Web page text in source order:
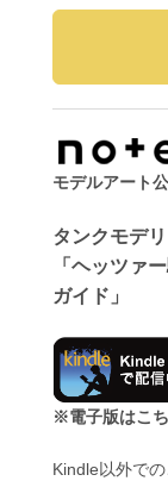
モデルアート
タンクモデ
「ヘッツァ
ガイド」
※電子版はこち
Kindle以外で